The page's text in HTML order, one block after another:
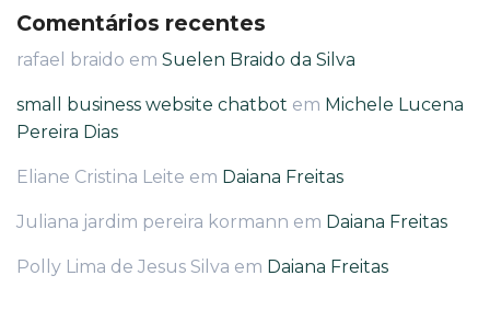
Comentários recentes
rafael braido em Suelen Braido da Silva
small business website chatbot em Michele Lucena
Pereira Dias
Eliane Cristina Leite em Daiana Freitas
Juliana jardim pereira kormann em Daiana Freitas
Polly Lima de Jesus Silva em Daiana Freitas